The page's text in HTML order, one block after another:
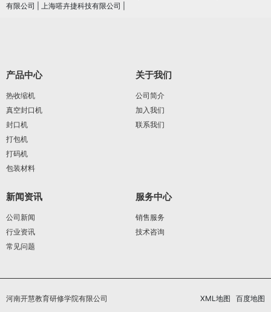
有限公司
上海嗒卉捷科技有限公司
产品中心
热收缩机
真空封口机
封口机
打包机
打码机
包装材料
关于我们
公司简介
加入我们
联系我们
新闻资讯
公司新闻
行业资讯
常见问题
服务中心
销售服务
技术咨询
河南开慧教育研修学院有限公司 XML地图 百度地图